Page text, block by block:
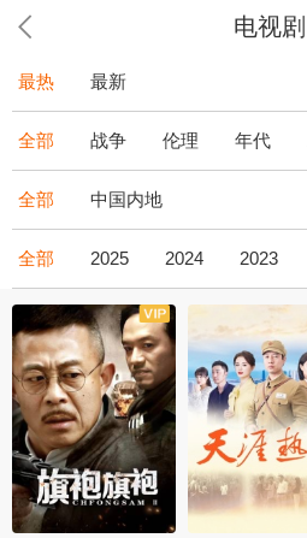
电视剧
最热 最新
全部 战争 伦理 年代
全部 中国内地
全部 2025 2024 2023
全43集 全36集